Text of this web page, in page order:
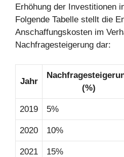
Erhöhung der Investitionen
Folgende Tabelle stellt die
Anschaffungskosten im
Nachfragesteigerung dar:
Jahr
(%)
2019 5%
2020 10%
2021 15%